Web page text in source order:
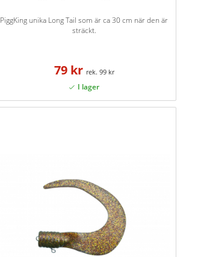
PiggKing unika Long Tail som är ca 30 cm när den är
sträckt.
79 kr 99 kr